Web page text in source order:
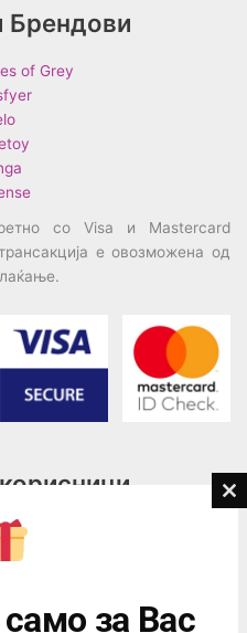
Брендови
of Grey
со Visa и Mastercard
е овозможена од
076945498
само за Вас